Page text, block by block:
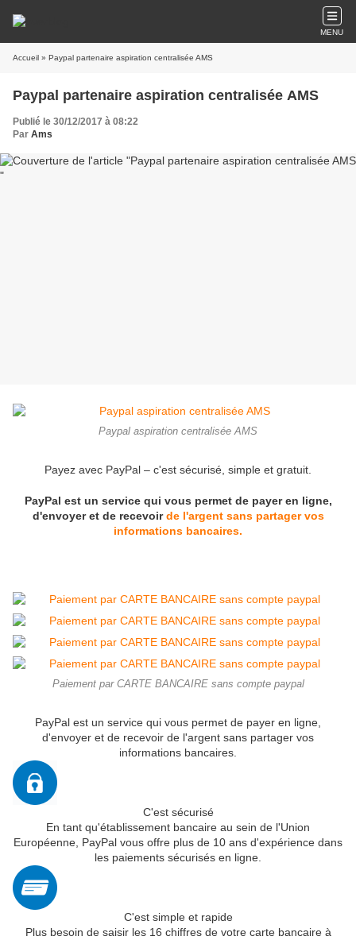
MENU
Accueil » Paypal partenaire aspiration centralisée AMS
Paypal partenaire aspiration centralisée AMS
Publié le 30/12/2017 à 08:22
Par Ams
Paypal aspiration centralisée AMS
Payez avec PayPal – c'est sécurisé, simple et gratuit.
PayPal est un service qui vous permet de payer en ligne,
d'envoyer et de recevoirde l'argent sans partager vos
informations bancaires.
Paiement par CARTE BANCAIRE sans compte paypal
PayPal est un service qui vous permet de payer en ligne,
d'envoyer et de recevoir de l'argent sans partager vos
informations bancaires.
C'est sécurisé
En tant qu'établissement bancaire au sein de l'Union
Européenne, PayPal vous offre plus de 10 ans d'expérience dans
les paiements sécurisés en ligne.
C'est simple et rapide
Plus besoin de saisir les 16 chiffres de votre carte bancaire à